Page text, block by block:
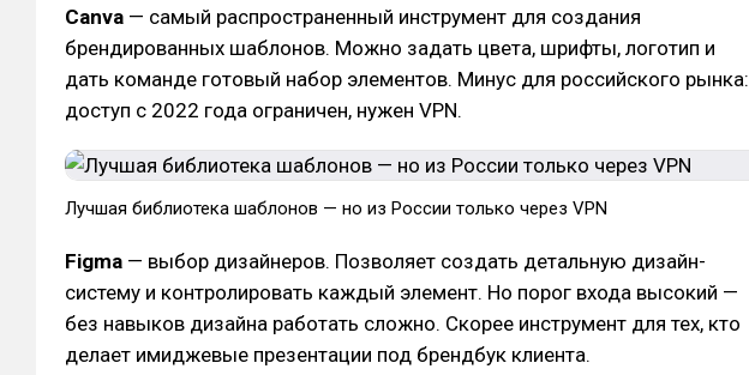
Canva — самый распространенный инструмент для создания
брендированных шаблонов. Можно задать цвета, шрифты, логотип и
дать команде готовый набор элементов. Минус для российского рынка:
доступ с 2022 года ограничен, нужен VPN.
Лучшая библиотека шаблонов — но из России только через VPN
Figma — выбор дизайнеров. Позволяет создать детальную дизайн-
систему и контролировать каждый элемент. Но порог входа высокий —
без навыков дизайна работать сложно. Скорее инструмент для тех, кто
делает имиджевые презентации под брендбук клиента.